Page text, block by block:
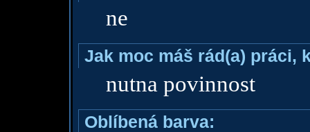
ne
Jak moc máš rád(a) práci,
nutna povinnost
Oblíbená barva: